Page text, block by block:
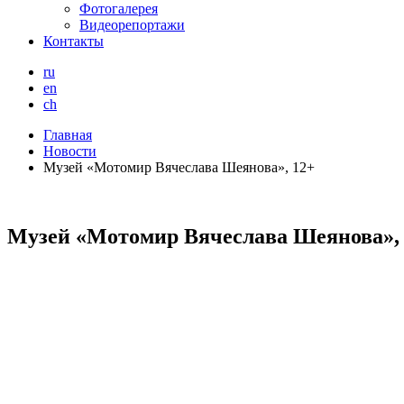
Фотогалерея
Видеорепортажи
Контакты
ru
en
ch
Главная
Новости
Музей «Мотомир Вячеслава Шеянова», 12+
Музей «Мотомир Вячеслава Шеянова»,